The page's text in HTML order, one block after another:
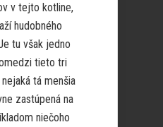
v tejto kotline,
hudobného
tu však jedno
tieto tri
tá menšia
zastúpená na
niečoho